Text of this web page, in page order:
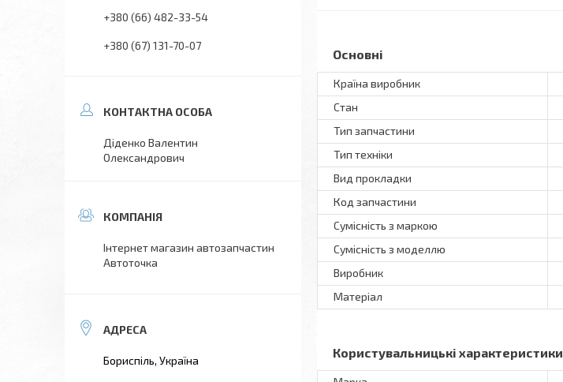
Основні
Країна виробник
Стан
Тип запчастини
Тип техніки
Вид прокладки
Код запчастини
Сумісність з маркою
Сумісність з моделлю
Виробник
Матеріал
Користувальницькі характеристики
+380 (66) 482-33-54
+380 (67) 131-70-07
Діденко Валентин
Олександрович
Інтернет магазин автозапчастин
Автоточка
Бориспіль, Україна